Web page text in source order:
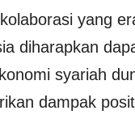
yang
diharapkan
syariah
dampak